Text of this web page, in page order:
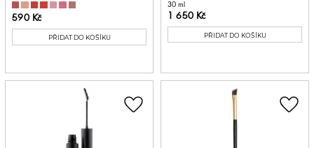
590 Kč
PŘIDAT DO KOŠÍKU
30 ml
1 650 Kč
PŘIDAT DO KOŠÍKU
favorite_border favorite_border